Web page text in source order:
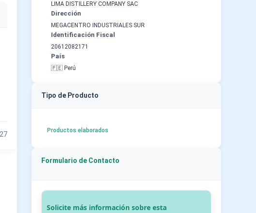
LIMA DISTILLERY COMPANY SAC
Dirección
MEGACENTRO INDUSTRIALES SUR
Identificación Fiscal
20612082171
País
🇵🇪 Perú
Tipo de Producto
Productos elaborados
Formulario de Contacto
Solicite más información sobre esta